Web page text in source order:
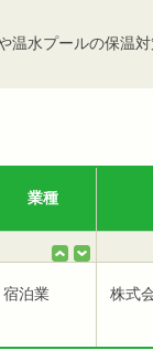
水プールの保温対
業種
宿泊業 株式